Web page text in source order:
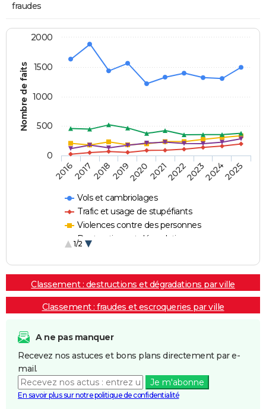
fraudes
Nombre de faits
Vols et cambriolages
Trafic et usage de stupéfiants
Violences contre des personnes
Destructions et dégradations
1/2
2016201720182019202020212022202320242025
0
500
1000
1500
2000
Classement : destructions et dégradations par ville
Classement : fraudes et escroqueries par ville
A ne pas manquer
Recevez nos astuces et bons plans directement par e-
mail.
Je m'abonne
En savoir plus sur notre politique de confidentialité